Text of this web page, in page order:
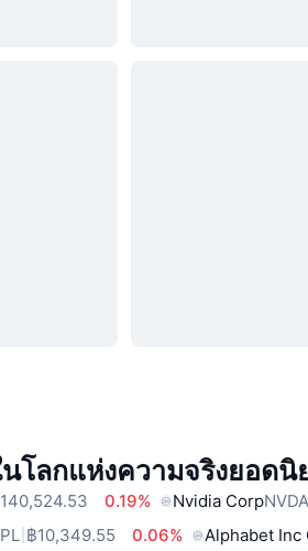
โลกแห่งความจริงยอดนิ
0.19% Nvidia CorpNVDA
฿10,349.55 0.06% Alphabet Inc